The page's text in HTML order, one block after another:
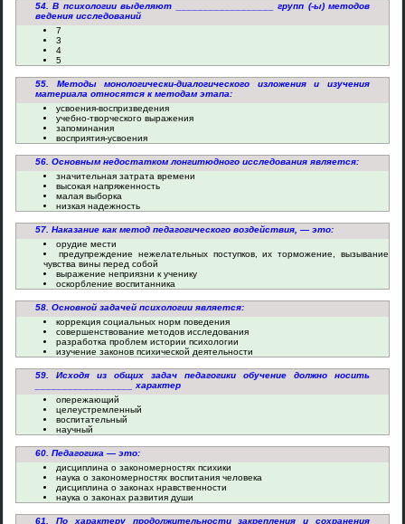
54. В психологии выделяют __________________ групп (-ы) методов
ведения исследований
7
3
4
5
55. Методы монологически-диалогического изложения и изучения
материала относятся к методам этапа:
усвоения-воспризведения
учебно-творческого выражения
запоминания
восприятия-усвоения
56. Основным недостатком лонгитюдного исследования является:
значительная затрата времени
высокая напряженность
малая выборка
низкая надежность
57. Наказание как метод педагогического воздействия, — это:
орудие мести
предупреждение нежелательных поступков, их торможение, вызывание
чувства вины перед собой
выражение неприязни к ученику
оскорбление воспитанника
58. Основной задачей психологии является:
коррекция социальных норм поведения
совершенствование методов исследования
разработка проблем истории психологии
изучение законов психической деятельности
59. Исходя из общих задач педагогики обучение должно носить
__________________ характер
опережающий
целеустремленный
воспитательный
научный
60. Педагогика — это:
дисциплина о закономерностях психики
наука о закономерностях воспитания человека
дисциплина о законах нравственности
наука о законах развития души
61. По характеру продолжительности закрепления и сохранения